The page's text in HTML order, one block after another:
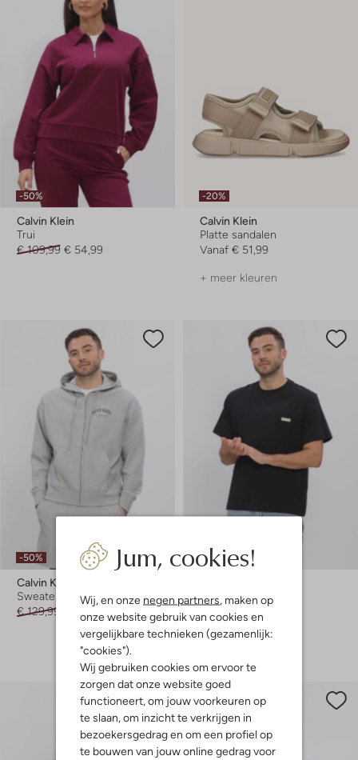
Jum, cookies!
Wij, en onze negen partners , maken op
onze website gebruik van cookies en
vergelijkbare technieken (gezamenlijk:
"cookies").
Wij gebruiken cookies om ervoor te
zorgen dat onze website goed
functioneert, om jouw voorkeuren op
te slaan, om inzicht te verkrijgen in
bezoekersgedrag en om een profiel op
te bouwen van jouw online gedrag voor
-50%
Calvin Klein
Trui
€ 109,99 € 54,99
-20%
Calvin Klein
Platte sandalen
Vanaf € 51,99
+ meer kleuren
-50%
Calvin Klein
Sweater
€ 129,99
€ 64,99
-50%
T-shirt
€ 49,99
€ 24,99
+ meer kleuren